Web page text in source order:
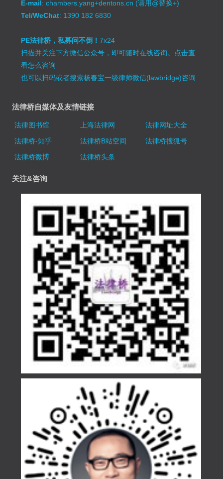
E-mail: chambers.yang+dentons.cn (请用@替换+)
Tel/WeChat: 1390 182 6830
PE法律桥，私募问不倒！7x24
扫描并关注下方微信公众号，即可随时在线咨询。 点击查
看怎么咨询
也可以扫码或者搜索杨春宝一级律师微信(lawbridge)咨询
法律桥自媒体及友情链接
法律图书馆 上海法律网
法律网址大全
法律桥-知乎
法律桥B站空间
法律桥搜狐号
法律桥微博
法律桥头条
关注&咨询